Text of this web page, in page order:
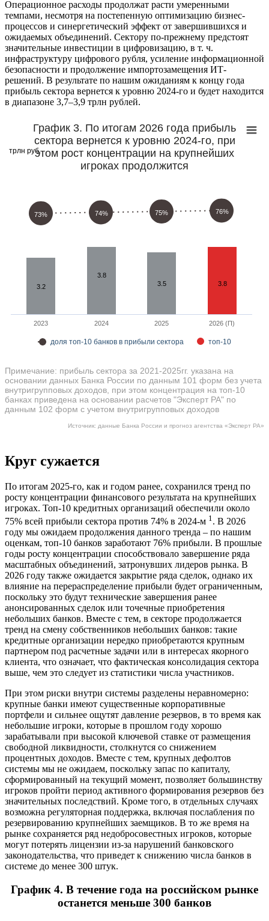
Операционное расходы продолжат расти умеренными
темпами, несмотря на постепенную оптимизацию бизнес-
процессов и синергетический эффект от завершившихся и
ожидаемых объединений. Сектору по-прежнему предстоят
значительные инвестиции в цифровизацию, в т. ч.
инфраструктуру цифрового рубля, усиление информационной
безопасности и продолжение импортозамещения ИТ-
решений. В результате по нашим ожиданиям к концу года
прибыль сектора вернется к уровню 2024-го и будет находится
в диапазоне 3,7–3,9 трлн рублей.
трлн руб.
График 3. По итогам 2026 года прибыль
сектора вернется к уровню 2024-го, при
этом рост концентрации на крупнейших
игроках продолжится
73% 74% 75% 76%
3.2
3.8
3.5
3.8
доля топ-10 банков в прибыли сектора топ-10
2023 2024 2025 2026 (П)
Примечание: прибыль сектора за 2021-2025гг. указана на
основании данных Банка России по данным 101 форм без учета
внутригрупповых доходов, при этом концентрация на топ-10
банках приведена на основании расчетов "Эксперт РА" по
данным 102 форм с учетом внутригрупповых доходов
Источник: данные Банка России и прогноз агентства «Эксперт РА»
Круг сужается
По итогам 2025-го, как и годом ранее, сохранился тренд по
росту концентрации финансового результата на крупнейших
игроках. Топ-10 кредитных организаций обеспечили около
75% всей прибыли сектора против 74% в 2024-м 1 . В 2026
году мы ожидаем продолжения данного тренда – по нашим
оценкам, топ-10 банков заработают 76% прибыли. В прошлые
годы росту концентрации способствовало завершение ряда
масштабных объединений, затронувших лидеров рынка. В
2026 году также ожидается закрытие ряда сделок, однако их
влияние на перераспределение прибыли будет ограниченным,
поскольку это будут технические завершения ранее
анонсированных сделок или точечные приобретения
небольших банков. Вместе с тем, в секторе продолжается
тренд на смену собственников небольших банков: такие
кредитные организации нередко приобретаются крупным
партнером под расчетные задачи или в интересах якорного
клиента, что означает, что фактическая консолидация сектора
выше, чем это следует из статистики числа участников.
При этом риски внутри системы разделены неравномерно:
крупные банки имеют существенные корпоративные
портфели и сильнее ощутят давление резервов, в то время как
небольшие игроки, которые в прошлом году хорошо
зарабатывали при высокой ключевой ставке от размещения
свободной ликвидности, столкнутся со снижением
процентных доходов. Вместе с тем, крупных дефолтов
системы мы не ожидаем, поскольку запас по капиталу,
сформированный на текущий момент, позволяет большинству
игроков пройти период активного формирования резервов без
значительных последствий. Кроме того, в отдельных случаях
возможна регуляторная поддержка, включая послабления по
резервированию крупнейших заемщиков. В то же время на
рынке сохраняется ряд недобросовестных игроков, которые
могут потерять лицензии из-за нарушений банковского
законодательства, что приведет к снижению числа банков в
системе до менее 300 штук.
График 4. В течение года на российском рынке
останется меньше 300 банков